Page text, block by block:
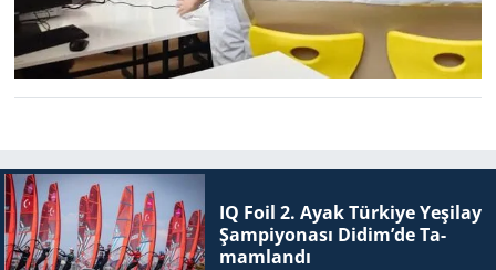
IQ Foil 2. Ayak Tür­ki­ye Ye­şi­lay
Şam­pi­yo­na­sı Didim’de Ta­
mam­lan­dı